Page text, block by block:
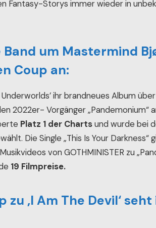
Fantasy-Storys immer wieder in
um Mastermind
Coup an:
ihr brandneues Album
2022er- Vorgänger „Pandemonium“
Platz 1 der Chartsund wurde bei
Die Single „This Is Your Darkness“
von GOTHMINISTER zu
19 Filmpreise.
zu ‚I Am The Devil‘